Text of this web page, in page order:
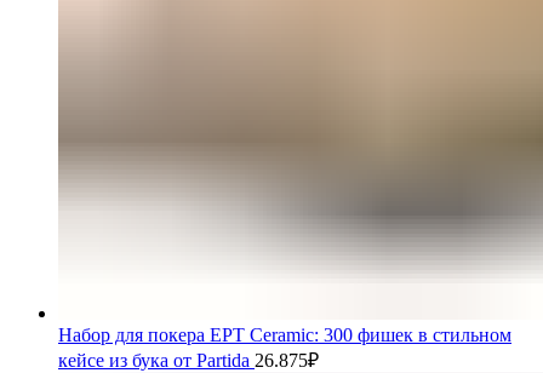
Набор для покера EPT Ceramic: 300 фишек в стильном
кейсе из бука от Partida 26.875₽